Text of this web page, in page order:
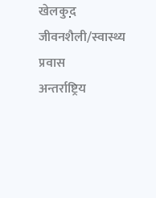
खेलकुद़़
जीवनशैली/स्वास्थ्य
प्रवास
अन्तर्राष्ट्रिय